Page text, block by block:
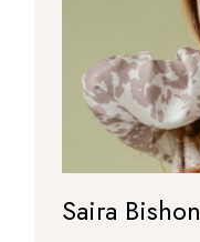
Saira Bishon